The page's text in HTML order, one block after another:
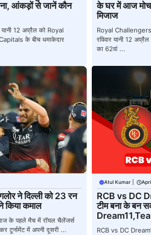
आंकड़ों से जानें कौन
12 अप्रैल को Royal
के बीच धमाकेदार
के घर में आज
मिजाज
Royal
रविवार यानी 12
का 62वां ...
ने दिल्ली को 23 रन
किया कमाल
के पहले मैच में रॉयल चैलेंजर्स
टूर्नामेंट में अपनी दूसरी ...
Atul Kumar
RCB vs DC
टीम बना के बन
RCB vs DC